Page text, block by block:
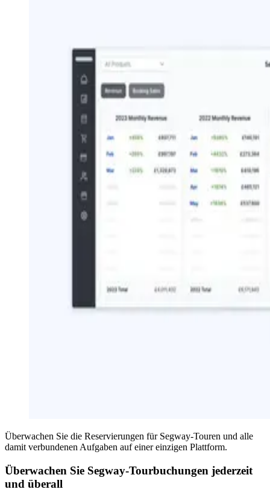
Überwachen Sie die Reservierungen für Segway-Touren und alle
damit verbundenen Aufgaben auf einer einzigen Plattform.
Überwachen Sie Segway-Tourbuchungen jederzeit
und überall